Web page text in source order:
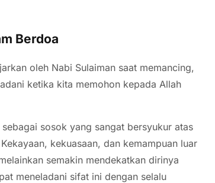
Berdoa
oleh Nabi Sulaiman saat memancing,
ketika kita memohon kepada Allah
sosok yang sangat bersyukur atas
kekuasaan, dan kemampuan luar
semakin mendekatkan dirinya
meneladani sifat ini dengan selalu